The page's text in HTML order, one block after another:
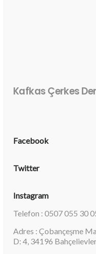
Kafkas Çerkes
Facebook
Twitter
Instagram
Telefon : 0507 055 30
Adres : Çobançeşme
D: 4, 34196